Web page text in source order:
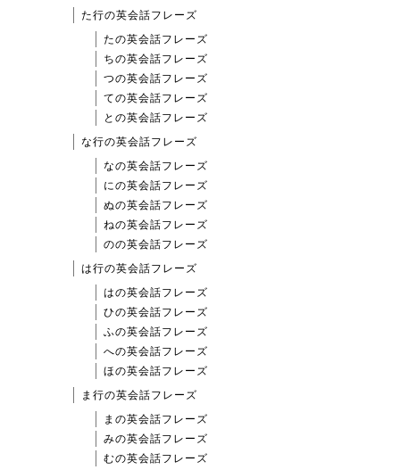
た行の英会話フレーズ
たの英会話フレーズ
ちの英会話フレーズ
つの英会話フレーズ
ての英会話フレーズ
との英会話フレーズ
な行の英会話フレーズ
なの英会話フレーズ
にの英会話フレーズ
ぬの英会話フレーズ
ねの英会話フレーズ
のの英会話フレーズ
は行の英会話フレーズ
はの英会話フレーズ
ひの英会話フレーズ
ふの英会話フレーズ
への英会話フレーズ
ほの英会話フレーズ
ま行の英会話フレーズ
まの英会話フレーズ
みの英会話フレーズ
むの英会話フレーズ